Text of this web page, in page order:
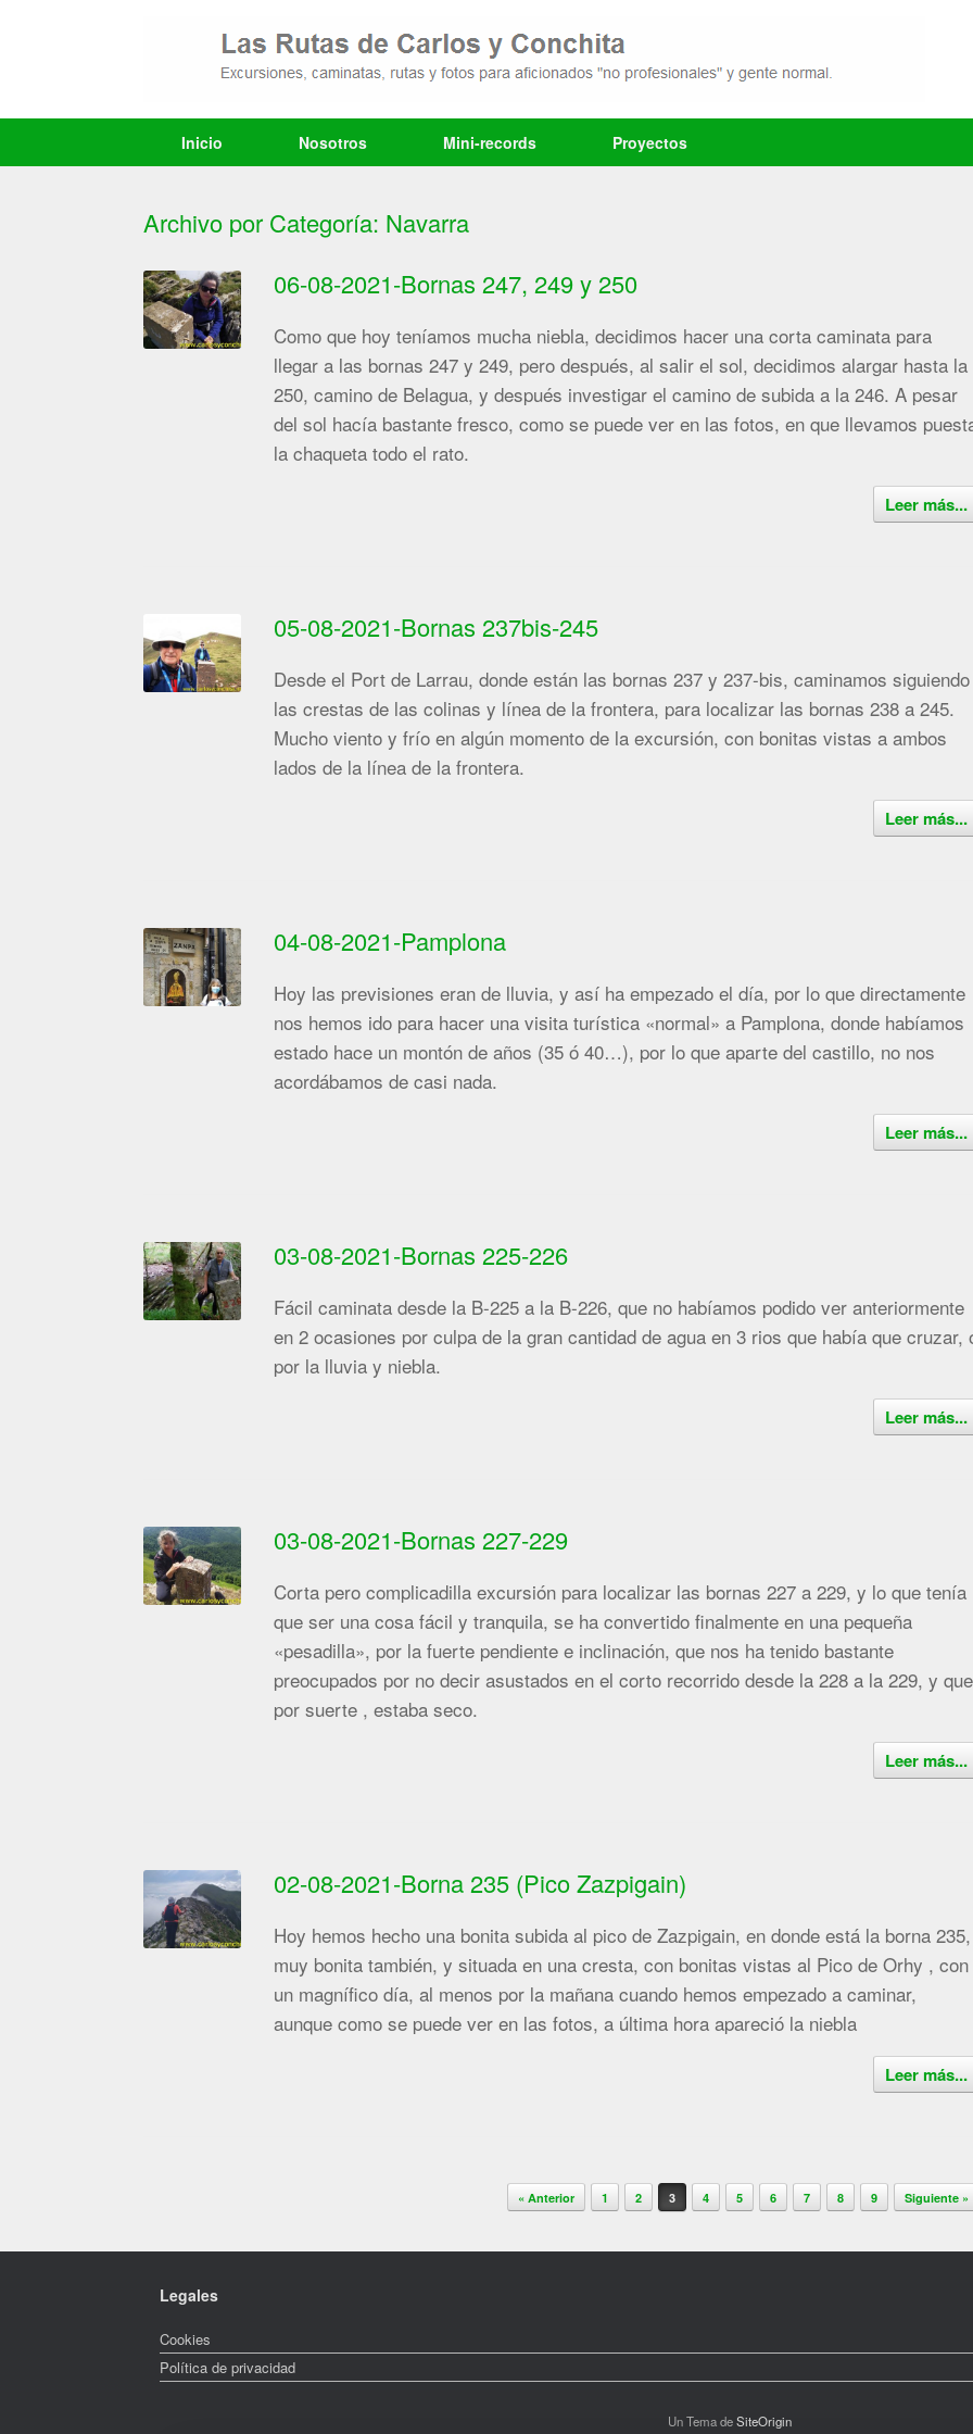
Inicio Nosotros Mini-records Proyectos
Archivo por Categoría: Navarra
06-08-2021-Bornas 247, 249 y 250
Como que hoy teníamos mucha niebla, decidimos hacer una corta caminata para
llegar a las bornas 247 y 249, pero después, al salir el sol, decidimos alargar hasta la
250, camino de Belagua, y después investigar el camino de subida a la 246. A pesar
del sol hacía bastante fresco, como se puede ver en las fotos, en que llevamos
la chaqueta todo el rato.
Leer más...
05-08-2021-Bornas 237bis-245
Desde el Port de Larrau, donde están las bornas 237 y 237-bis, caminamos siguiendo
las crestas de las colinas y línea de la frontera, para localizar las bornas 238 a 245.
Mucho viento y frío en algún momento de la excursión, con bonitas vistas a ambos
lados de la línea de la frontera.
Leer más...
04-08-2021-Pamplona
Hoy las previsiones eran de lluvia, y así ha empezado el día, por lo que directamente
nos hemos ido para hacer una visita turística «normal» a Pamplona, donde habíamos
estado hace un montón de años (35 ó 40…), por lo que aparte del castillo, no nos
acordábamos de casi nada.
Leer más...
03-08-2021-Bornas 225-226
Fácil caminata desde la B-225 a la B-226, que no habíamos podido ver anteriormente
en 2 ocasiones por culpa de la gran cantidad de agua en 3 rios que había que cruzar,
por la lluvia y niebla.
Leer más...
03-08-2021-Bornas 227-229
Corta pero complicadilla excursión para localizar las bornas 227 a 229, y lo que tenía
que ser una cosa fácil y tranquila, se ha convertido finalmente en una pequeña
«pesadilla», por la fuerte pendiente e inclinación, que nos ha tenido bastante
preocupados por no decir asustados en el corto recorrido desde la 228 a la 229, y que
por suerte , estaba seco.
Leer más...
02-08-2021-Borna 235 (Pico Zazpigain)
Hoy hemos hecho una bonita subida al pico de Zazpigain, en donde está la borna 235,
muy bonita también, y situada en una cresta, con bonitas vistas al Pico de Orhy , con
un magnífico día, al menos por la mañana cuando hemos empezado a caminar,
aunque como se puede ver en las fotos, a última hora apareció la niebla
Leer más...
« Anterior 1 2 3 4 5 6 7 8 9 Siguiente »
Legales
Cookies
Política de privacidad
Un Tema deSiteOrigin